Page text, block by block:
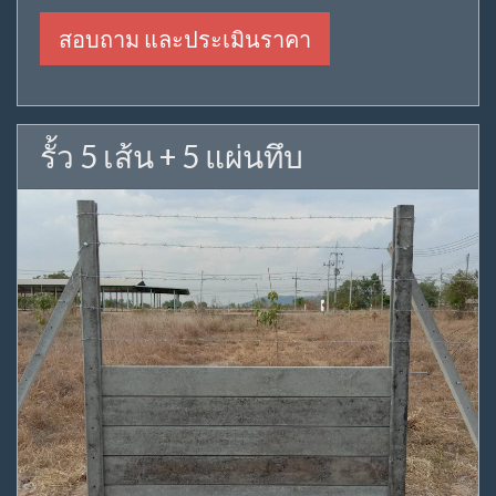
สอบถาม และประเมินราคา
รั้ว 5 เส้น + 5 แผ่นทึบ